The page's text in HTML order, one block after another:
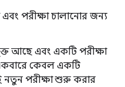
পরীক্ষা চালানোর জন্য
আছে এবং একটি পরীক্ষা
একবারে কেবল একটি
নতুন পরীক্ষা শুরু করার